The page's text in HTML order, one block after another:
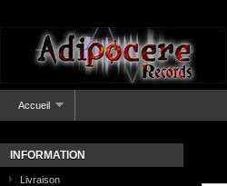
Accueil
INFORMATION
Livraison